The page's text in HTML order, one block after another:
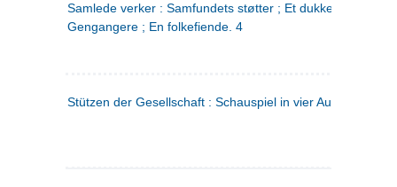
Samlede verker : Samfundets støtter ; Et dukkehjem ;
Gengangere ; En folkefiende. 4
Stützen der Gesellschaft : Schauspiel in vier Aufzügen